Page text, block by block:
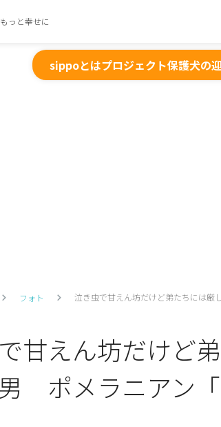
っと幸せに
sippoとはプロジェクト保護犬の
フォト 泣き虫で甘えん坊だけど弟たちには厳
甘えん坊だけど
ポメラニアン「